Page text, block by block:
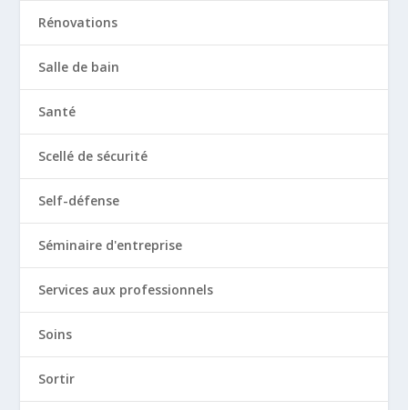
Rénovations
Salle de bain
Santé
Scellé de sécurité
Self-défense
Séminaire d'entreprise
Services aux professionnels
Soins
Sortir